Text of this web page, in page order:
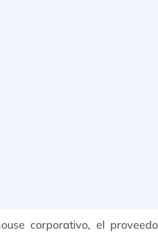
corporativo, el